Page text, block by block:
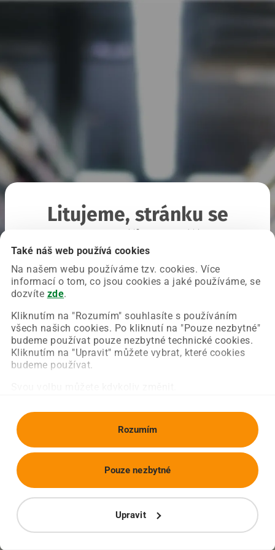
Také náš web používá cookies
Na našem webu používáme tzv. cookies. Více
informací o tom, co jsou cookies a jaké používáme, se
dozvíte zde.
Kliknutím na "Rozumím" souhlasíte s používáním
všech našich cookies. Po kliknutí na "Pouze nezbytné"
budeme používat pouze nezbytné technické cookies.
Kliknutím na "Upravit" můžete vybrat, které cookies
budeme používat.
Rozumím
Upravit
Pouze nezbytné
Litujeme, stránku se
Chyba nastala na naší straně a už ji opravujeme.
Zkuste prosím znovu načíst požadovanou stránku.
Obnovit stránku Úvodní strana